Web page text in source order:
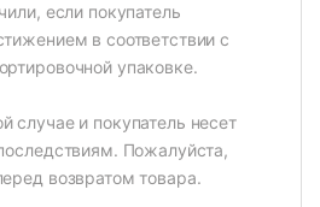
если покупатель
в соответствии с
упаковке.
случае и покупатель несет
Пожалуйста,
возвратом товара.